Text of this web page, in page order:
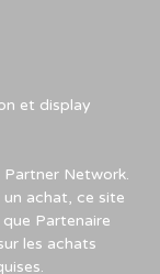
et display
Network.
achat, ce site
Partenaire
les achats